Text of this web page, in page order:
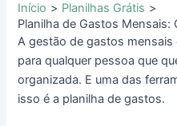
Início
Planilhas Grátis
Planilha de Gastos Mensais:
A gestão de gastos mensais
para qualquer pessoa que
organizada. E uma das
isso é a planilha de gastos.